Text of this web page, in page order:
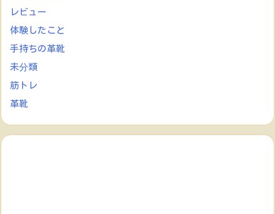
レビュー
体験したこと
手持ちの革靴
未分類
筋トレ
革靴